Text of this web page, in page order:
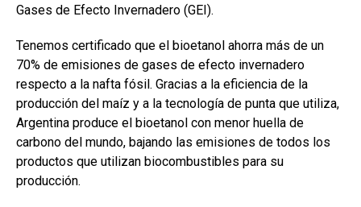
Gases de Efecto Invernadero (GEI).
Tenemos certificado que el bioetanol ahorra más de un
70% de emisiones de gases de efecto invernadero
respecto a la nafta fósil. Gracias a la eficiencia de la
producción del maíz y a la tecnología de punta que utiliza,
Argentina produce el bioetanol con menor huella de
carbono del mundo, bajando las emisiones de todos los
productos que utilizan biocombustibles para su
producción.